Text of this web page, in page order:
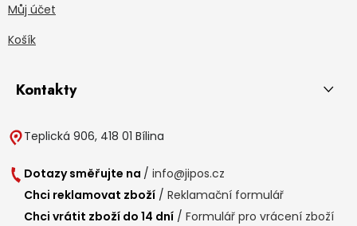
Můj účet
Košík
Kontakty
Teplická 906, 418 01 Bílina
Dotazy směřujte na / info@jipos.cz
Chci reklamovat zboží / Reklamační formulář
Chci vrátit zboží do 14 dní / Formulář pro vrácení zboží